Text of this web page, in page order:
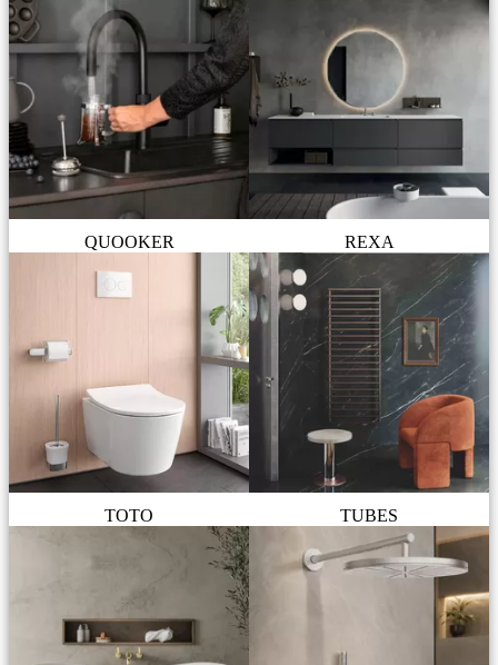
QUOOKER REXA
TOTO TUBES